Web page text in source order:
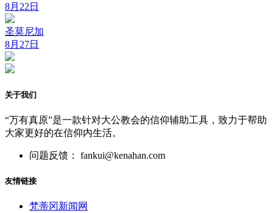
8月22日
圣莫尼加
8月27日
关于我们
“万有真原”是一款针对大公教会的信仰辅助工具，致力于帮助
大家更好的在信仰内生活。
问题反馈： fankui@kenahan.com
友情链接
梵蒂冈新闻网